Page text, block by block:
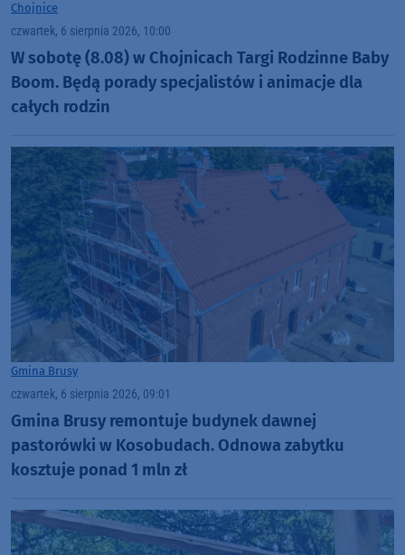
Chojnice
czwartek, 6 sierpnia 2026, 10:00
W sobotę (8.08) w Chojnicach Targi Rodzinne Baby
Boom. Będą porady specjalistów i animacje dla
całych rodzin
Gmina Brusy
czwartek, 6 sierpnia 2026, 09:01
Gmina Brusy remontuje budynek dawnej
pastorówki w Kosobudach. Odnowa zabytku
kosztuje ponad 1 mln zł